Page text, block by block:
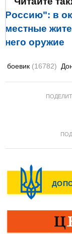
Россию": в
местные
него оружие
боевик (16782)